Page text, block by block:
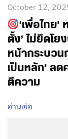
October 12,
‘เพื่อไทย
ตั้ง’ ไม่ยึดโ
หน้ากระบวน
เป็นหลัก’ ล
ตีความ
อ่านต่อ